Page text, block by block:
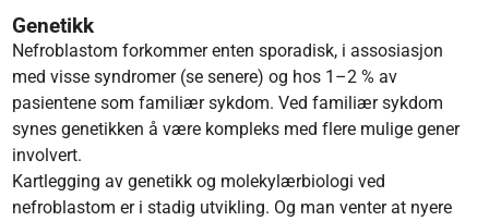
Genetikk
Nefroblastom forkommer enten sporadisk, i assosiasjon
med visse syndromer (se senere) og hos 1–2 % av
pasientene som familiær sykdom. Ved familiær sykdom
synes genetikken å være kompleks med flere mulige gener
involvert.
Kartlegging av genetikk og molekylærbiologi ved
nefroblastom er i stadig utvikling. Og man venter at nyere